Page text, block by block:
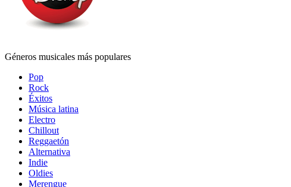
Géneros musicales más populares
Pop
Rock
Éxitos
Música latina
Electro
Chillout
Reggaetón
Alternativa
Indie
Oldies
Merengue